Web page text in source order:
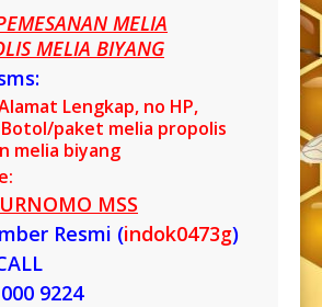
MELIA
MELIA BIYANG
Lengkap, no HP,
Botol/paket melia propolis
melia biyang
MSS
Resmi (indok0473g)
9224